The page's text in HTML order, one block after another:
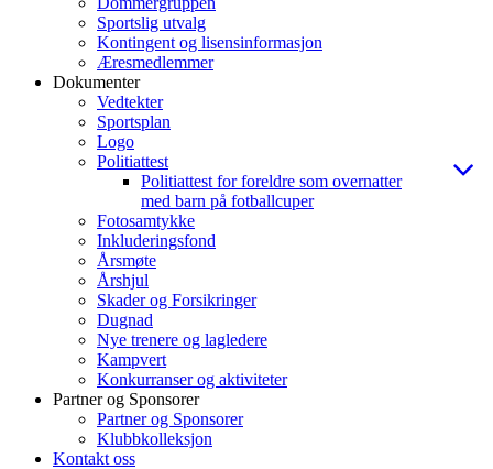
Sportslig utvalg
Kontingent og lisensinformasjon
Æresmedlemmer
Dokumenter
Vedtekter
Sportsplan
Logo
Politiattest
Politiattest for foreldre som overnatter
med barn på fotballcuper
Fotosamtykke
Inkluderingsfond
Årsmøte
Årshjul
Skader og Forsikringer
Dugnad
Nye trenere og lagledere
Kampvert
Konkurranser og aktiviteter
Partner og Sponsorer
Partner og Sponsorer
Klubbkolleksjon
Kontakt oss